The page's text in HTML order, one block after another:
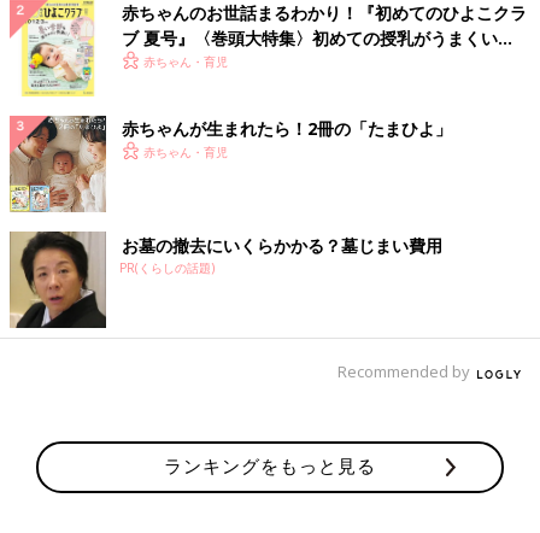
赤ちゃんのお世話まるわかり！『初めてのひよこクラ
ブ 夏号』〈巻頭大特集〉初めての授乳がうまくい
く！ おっぱい・ミルクの基本と夏のトラブル 解決テ
赤ちゃん・育児
赤ちゃんが生まれたら！2冊の「たまひよ」
赤ちゃん・育児
お墓の撤去にいくらかかる？墓じまい費用
PR(くらしの話題)
Recommended by
ランキングをもっと見る